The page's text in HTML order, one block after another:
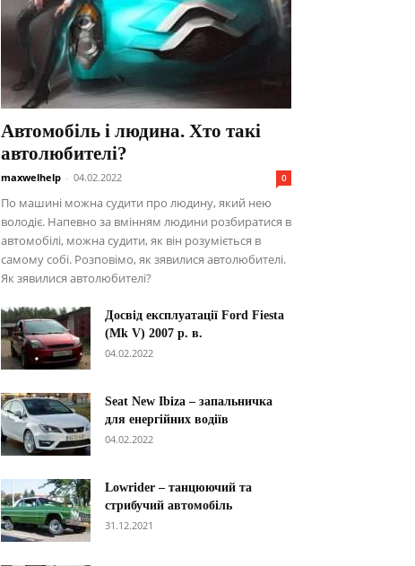
Автомобіль і людина. Хто такі
автолюбителі?
maxwelhelp - 04.02.2022 0
По машині можна судити про людину, який нею
володіє. Напевно за вмінням людини розбиратися в
автомобілі, можна судити, як він розуміється в
самому собі. Розповімо, як зявилися автолюбителі.
Як зявилися автолюбителі?
Досвід експлуатації Ford Fiesta
(Mk V) 2007 р. в.
04.02.2022
Seat New Ibiza – запальничка
для енергійних водіїв
04.02.2022
Lowrider – танцюючий та
стрибучий автомобіль
31.12.2021